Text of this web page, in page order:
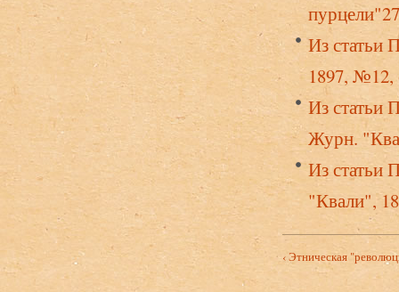
Из статьи
1897, №12,
Из статьи
Журн.
Из статьи
"Квали",
‹ Этническая